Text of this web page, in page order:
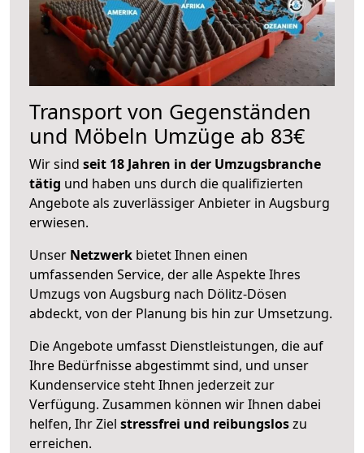
Transport von Gegenständen
und Möbeln Umzüge ab 83€
Wir sind seit 18 Jahren in der Umzugsbranche
tätig und haben uns durch die qualifizierten
Angebote als zuverlässiger Anbieter in Augsburg
erwiesen.
Unser Netzwerk bietet Ihnen einen
umfassenden Service, der alle Aspekte Ihres
Umzugs von Augsburg nach Dölitz-Dösen
abdeckt, von der Planung bis hin zur Umsetzung.
Die Angebote umfasst Dienstleistungen, die auf
Ihre Bedürfnisse abgestimmt sind, und unser
Kundenservice steht Ihnen jederzeit zur
Verfügung. Zusammen können wir Ihnen dabei
helfen, Ihr Ziel stressfrei und reibungsloszu
erreichen.